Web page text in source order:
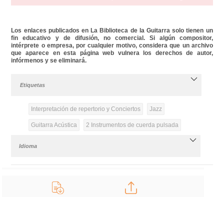
Los enlaces publicados en La Biblioteca de la Guitarra solo tienen un
fin educativo y de difusión, no comercial. Si algún compositor,
intérprete o empresa, por cualquier motivo, considera que un archivo
que aparece en esta página web vulnera los derechos de autor,
infórmenos y se eliminará.
Etiquetas
Interpretación de repertorio y Conciertos Jazz
Guitarra Acústica 2 Instrumentos de cuerda pulsada
Idioma